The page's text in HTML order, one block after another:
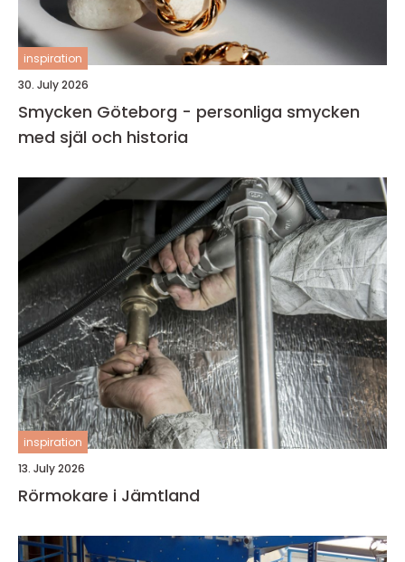
inspiration
30. July 2026
Smycken Göteborg - personliga smycken
med själ och historia
inspiration
13. July 2026
Rörmokare i Jämtland